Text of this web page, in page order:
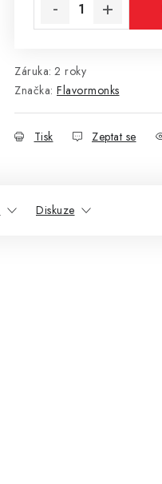
Záruka: 2 roky
Značka: Flavormonks
Tisk Zeptat se
Diskuze